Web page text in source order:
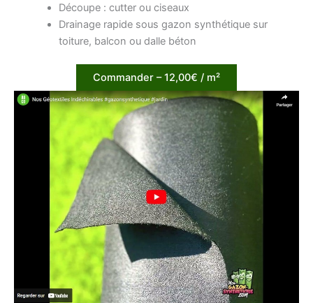
Découpe : cutter ou ciseaux
Drainage rapide sous gazon synthétique sur
toiture, balcon ou dalle béton
Commander – 12,00€ / m²